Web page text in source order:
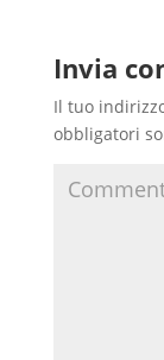
Invia
Il tuo
obbligatori